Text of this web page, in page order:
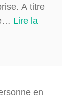
A titre
… Lire la
en